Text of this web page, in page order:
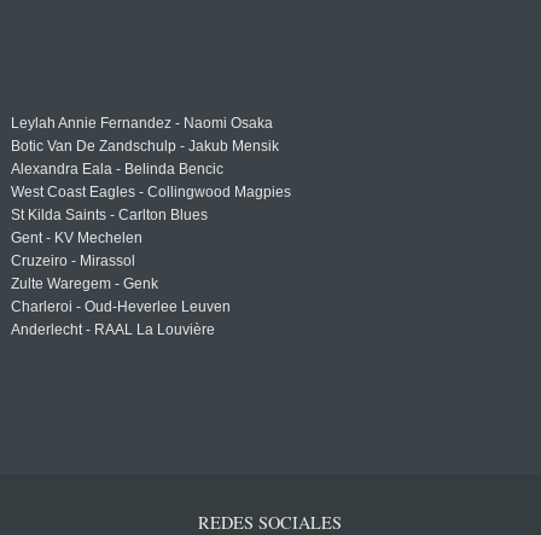
Leylah Annie Fernandez - Naomi Osaka
Botic Van De Zandschulp - Jakub Mensik
Alexandra Eala - Belinda Bencic
West Coast Eagles - Collingwood Magpies
St Kilda Saints - Carlton Blues
Gent - KV Mechelen
Cruzeiro - Mirassol
Zulte Waregem - Genk
Charleroi - Oud-Heverlee Leuven
Anderlecht - RAAL La Louvière
REDES SOCIALES